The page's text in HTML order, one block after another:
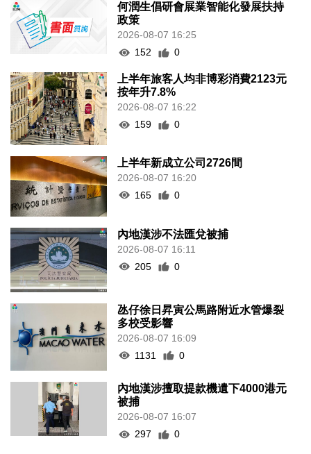
何潤生倡研會展業智能化發展扶持
政策
2026-08-07 16:25
152
0
上半年旅客人均非博彩消費2123元
按年升7.8%
2026-08-07 16:22
159
0
上半年新成立公司2726間
2026-08-07 16:20
165
0
內地漢涉不法匯兌被捕
2026-08-07 16:11
205
0
氹仔徐日昇寅公馬路附近水管爆裂
多校受影響
2026-08-07 16:09
1131
0
內地漢涉擅取提款機遺下4000港元
被捕
2026-08-07 16:07
297
0